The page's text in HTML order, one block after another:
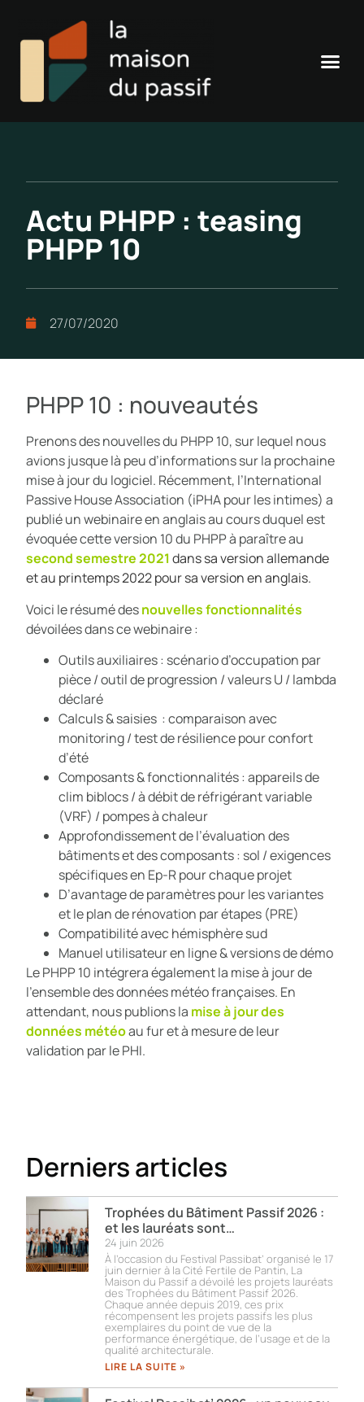
Actu PHPP : teasing
PHPP 10
27/07/2020
PHPP 10 : nouveautés
Prenons des nouvelles du PHPP 10, sur lequel nous
avions jusque là peu d’informations sur la prochaine
mise à jour du logiciel. Récemment, l’International
Passive House Association (iPHA pour les intimes) a
publié un webinaire en anglais au cours duquel est
évoquée cette version 10 du PHPP à paraître au
second semestre 2021dans sa version allemande
et au printemps 2022 pour sa version en anglais.
Voici le résumé desnouvelles fonctionnalités
dévoilées dans ce webinaire :
Outils auxiliaires : scénario d’occupation par
pièce / outil de progression / valeurs U / lambda
déclaré
Calculs & saisies : comparaison avec
monitoring / test de résilience pour confort
d’été
Composants & fonctionnalités : appareils de
clim biblocs / à débit de réfrigérant variable
(VRF) / pompes à chaleur
Approfondissement de l’évaluation des
bâtiments et des composants : sol / exigences
spécifiques en Ep-R pour chaque projet
D’avantage de paramètres pour les variantes
et le plan de rénovation par étapes (PRE)
Compatibilité avec hémisphère sud
Manuel utilisateur en ligne & versions de démo
Le PHPP 10 intégrera également la mise à jour de
l’ensemble des données météo françaises. En
attendant, nous publions la mise à jour des
données météoau fur et à mesure de leur
validation par le PHI.
Derniers articles
Trophées du Bâtiment Passif 2026 :
et les lauréats sont…
24 juin 2026
À l’occasion du Festival Passibat’ organisé le 17
juin dernier à la Cité Fertile de Pantin, La
Maison du Passif a dévoilé les projets lauréats
des Trophées du Bâtiment Passif 2026.
Chaque année depuis 2019, ces prix
récompensent les projets passifs les plus
exemplaires du point de vue de la
performance énergétique, de l’usage et de la
qualité architecturale.
LIRE LA SUITE »